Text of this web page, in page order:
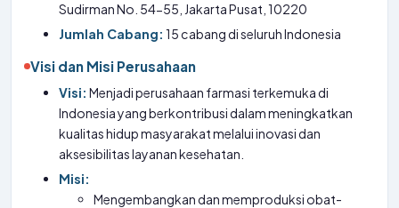
Sudirman No. 54-55, Jakarta Pusat, 10220
Jumlah Cabang: 15 cabang di seluruh Indonesia
Visi dan Misi Perusahaan
Visi: Menjadi perusahaan farmasi terkemuka di
Indonesia yang berkontribusi dalam meningkatkan
kualitas hidup masyarakat melalui inovasi dan
aksesibilitas layanan kesehatan.
Misi:
Mengembangkan dan memproduksi obat-